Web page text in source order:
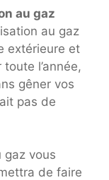
au gaz
au gaz
extérieure et
l’année,
gêner vos
pas de
gaz vous
de faire